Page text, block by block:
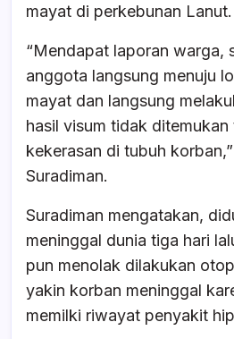
mayat di perkebunan Lanut.
“Mendapat laporan warga,
anggota langsung menuju
mayat dan langsung
hasil visum tidak
kekerasan di tubuh
Suradiman.
Suradiman mengatakan,
meninggal dunia tiga hari
pun menolak dilakukan
yakin korban meninggal
memilki riwayat penyakit